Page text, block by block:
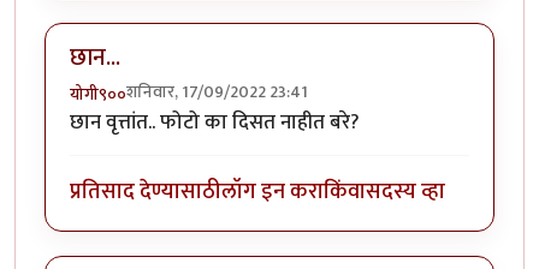
छान...
योगी९००शनिवार, 17/09/2022 23:41
छान वृत्तांत.. फोटो का दिसत नाहीत बरे?
प्रतिसाद देण्यासाठीलॉग इन कराकिंवासदस्य व्हा